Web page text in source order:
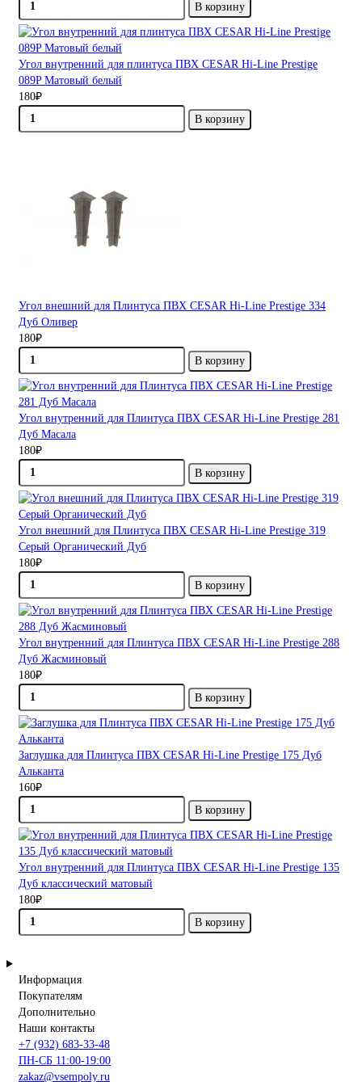
В корзину
Угол внутренний для плинтуса ПВХ CESAR Hi-Line Prestige
089P Матовый белый
180₽
В корзину
Угол внешний для Плинтуса ПВХ CESAR Hi-Line Prestige 334
Дуб Оливер
180₽
В корзину
Угол внутренний для Плинтуса ПВХ CESAR Hi-Line Prestige 281
Дуб Масала
180₽
В корзину
Угол внешний для Плинтуса ПВХ CESAR Hi-Line Prestige 319
Серый Органический Дуб
180₽
В корзину
Угол внутренний для Плинтуса ПВХ CESAR Hi-Line Prestige 288
Дуб Жасминовый
180₽
В корзину
Заглушка для Плинтуса ПВХ CESAR Hi-Line Prestige 175 Дуб
Альканта
160₽
В корзину
Угол внутренний для Плинтуса ПВХ CESAR Hi-Line Prestige 135
Дуб классический матовый
180₽
В корзину
Информация
Покупателям
Дополнительно
Наши контакты
+7 (932) 683-33-48
ПН-СБ 11:00-19:00
zakaz@vsempoly.ru